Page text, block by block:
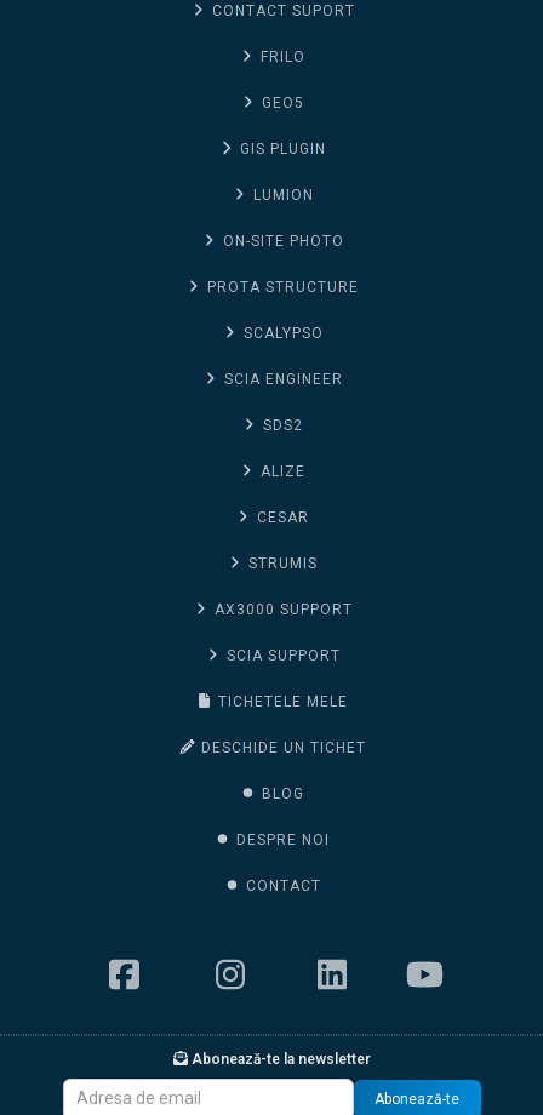
CONTACT SUPORT
FRILO
GEO5
GIS PLUGIN
LUMION
ON-SITE PHOTO
PROTA STRUCTURE
SCALYPSO
SCIA ENGINEER
SDS2
ALIZE
CESAR
STRUMIS
AX3000 SUPPORT
SCIA SUPPORT
TICHETELE MELE
DESCHIDE UN TICHET
BLOG
DESPRE NOI
CONTACT
Abonează-te la newsletter
Abonează-te